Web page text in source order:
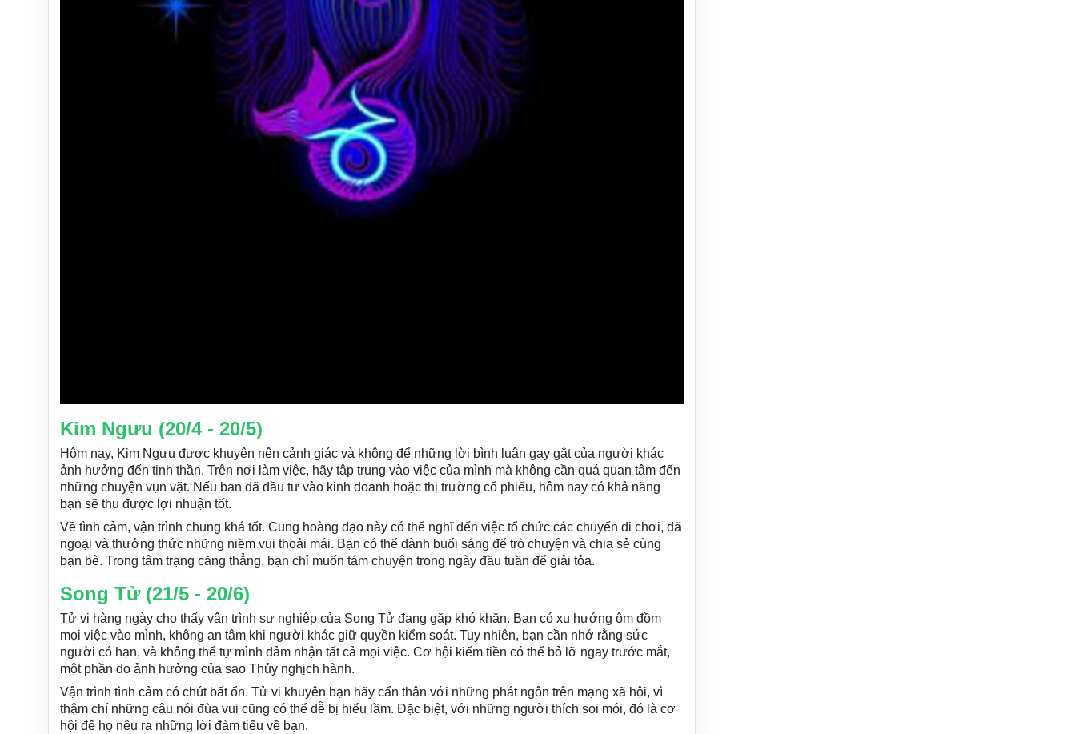
Kim Ngưu (20/4 - 20/5)
Hôm nay, Kim Ngưu được khuyên nên cảnh giác và không để những lời bình luận gay gắt của người khác
ảnh hưởng đến tinh thần. Trên nơi làm việc, hãy tập trung vào việc của mình mà không cần quá quan tâm đến
những chuyện vụn vặt. Nếu bạn đã đầu tư vào kinh doanh hoặc thị trường cổ phiếu, hôm nay có khả năng
bạn sẽ thu được lợi nhuận tốt.
Về tình cảm, vận trình chung khá tốt. Cung hoàng đạo này có thể nghĩ đến việc tổ chức các chuyến đi chơi, dã
ngoại và thưởng thức những niềm vui thoải mái. Bạn có thể dành buổi sáng để trò chuyện và chia sẻ cùng
bạn bè. Trong tâm trạng căng thẳng, bạn chỉ muốn tám chuyện trong ngày đầu tuần để giải tỏa.
Song Tử (21/5 - 20/6)
Tử vi hàng ngày cho thấy vận trình sự nghiệp của Song Tử đang gặp khó khăn. Bạn có xu hướng ôm đồm
mọi việc vào mình, không an tâm khi người khác giữ quyền kiểm soát. Tuy nhiên, bạn cần nhớ rằng sức
người có hạn, và không thể tự mình đảm nhận tất cả mọi việc. Cơ hội kiếm tiền có thể bỏ lỡ ngay trước mắt,
một phần do ảnh hưởng của sao Thủy nghịch hành.
Vận trình tình cảm có chút bất ổn. Tử vi khuyên bạn hãy cẩn thận với những phát ngôn trên mạng xã hội, vì
thậm chí những câu nói đùa vui cũng có thể dễ bị hiểu lầm. Đặc biệt, với những người thích soi mói, đó là cơ
hội để họ nêu ra những lời đàm tiếu về bạn.